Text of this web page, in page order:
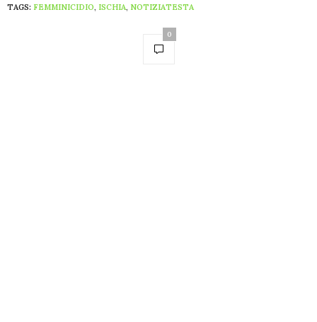
TAGS: FEMMINICIDIO, ISCHIA, NOTIZIATESTA
0